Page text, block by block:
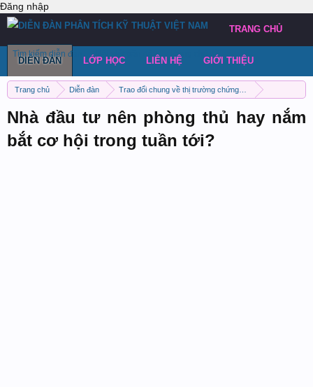
Đăng nhập
Trang chủ Diễn đàn
Trao đổi chung về thị trường chứng khoán Việt Nam
Nhà đầu tư nên phòng thủ hay nắm
bắt cơ hội trong tuần tới?
TRANG CHỦ
DIỄN ĐÀN
Tìm kiếm diễn đàn Bài viết gần đây Đăng chủ đề
LỚP HỌC LIÊN HỆ GIỚI THIỆU